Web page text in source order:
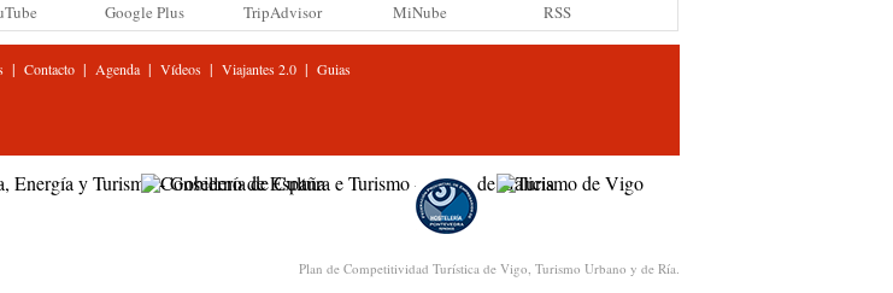
Google Plus TripAdvisor MiNube RSS
| Contacto| Agenda| Vídeos| Viajantes 2.0| Guias
Plan de Competitividad Turística de Vigo, Turismo Urbano y de Ría.